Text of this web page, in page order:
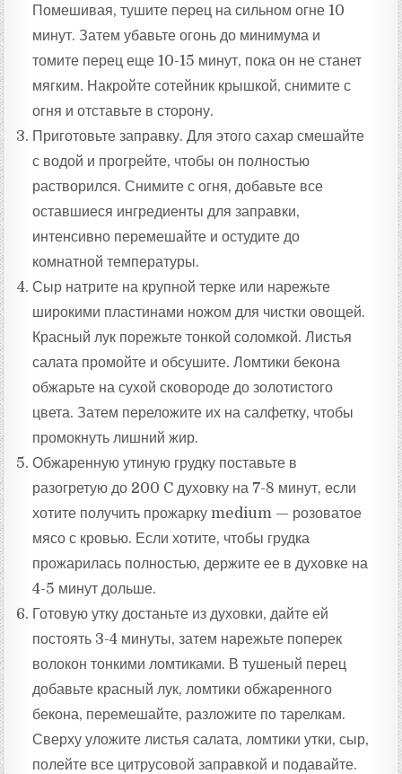
Помешивая, тушите перец на сильном огне 10
минут. Затем убавьте огонь до минимума и
томите перец еще 10-15 минут, пока он не станет
мягким. Накройте сотейник крышкой, снимите с
огня и отставьте в сторону.
Приготовьте заправку. Для этого сахар смешайте
с водой и прогрейте, чтобы он полностью
растворился. Снимите с огня, добавьте все
оставшиеся ингредиенты для заправки,
интенсивно перемешайте и остудите до
комнатной температуры.
Сыр натрите на крупной терке или нарежьте
широкими пластинами ножом для чистки овощей.
Красный лук порежьте тонкой соломкой. Листья
салата промойте и обсушите. Ломтики бекона
обжарьте на сухой сковороде до золотистого
цвета. Затем переложите их на салфетку, чтобы
промокнуть лишний жир.
Обжаренную утиную грудку поставьте в
разогретую до 200 C духовку на 7-8 минут, если
хотите получить прожарку medium — розоватое
мясо с кровью. Если хотите, чтобы грудка
прожарилась полностью, держите ее в духовке на
4-5 минут дольше.
Готовую утку достаньте из духовки, дайте ей
постоять 3-4 минуты, затем нарежьте поперек
волокон тонкими ломтиками. В тушеный перец
добавьте красный лук, ломтики обжаренного
бекона, перемешайте, разложите по тарелкам.
Сверху уложите листья салата, ломтики утки, сыр,
полейте все цитрусовой заправкой и подавайте.